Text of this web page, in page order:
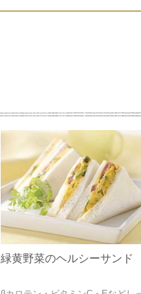
緑黄野菜のヘルシーサンド